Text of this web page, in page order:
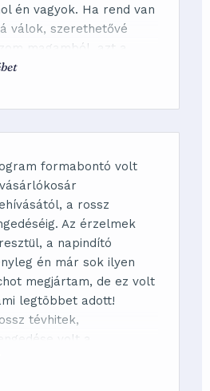
én vagyok. Ha rend van
válok, szerethetővé
magamból, azt a
felülmúlja önmagát.
formabontó volt
a rossz
Az érzelmek
a napindító
én már sok ilyen
megjártam, de ez volt
legtöbbet adott!
tévhitek,
volt a
hálás vagyok